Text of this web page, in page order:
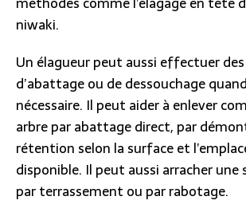
niwaki.
Un élagueur peut aussi effectuer
d’abattage ou de dessouchage
nécessaire. Il peut aider à enlever
arbre par abattage direct, par
rétention selon la surface et
disponible. Il peut aussi arracher une
par terrassement ou par rabotage.